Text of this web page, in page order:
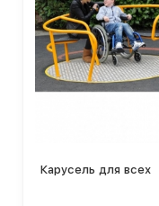
Карусель для всех